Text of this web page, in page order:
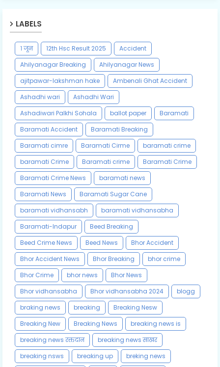
LABELS
१ जून 12th Hsc Result 2025
Accident
Ahilyanagar Breaking
Ahilyanagar News
ajitpawar-lakshman hake
Ambenali Ghat Accident
Ashadhi wari
Ashadhi Wari
Ashadiwari Palkhi Sohala
ballot paper
Baramati
Baramati Accident
Baramati Breaking
Baramati cimre
Baramati Cirme
baramati crime
baramati Crime
Baramati crime
Baramati Crime
Baramati Crime News
baramati news
Baramati News
Baramati Sugar Cane
baramati vidhansabh
baramati vidhansabha
Baramati-Indapur
Beed Breaking
Beed Crime News
Beed News
Bhor Accident
Bhor Accident News
Bhor Breaking
bhor crime
Bhor Crime
bhor news
Bhor News
Bhor vidhansabha
Bhor vidhansabha 2024
blogg
braking news
breaking
Breaking Nesw
Breaking New
Breaking News
breaking news is
breaking news रक्तदान
breaking news साखर
breaking nsws
breaking up
breking news